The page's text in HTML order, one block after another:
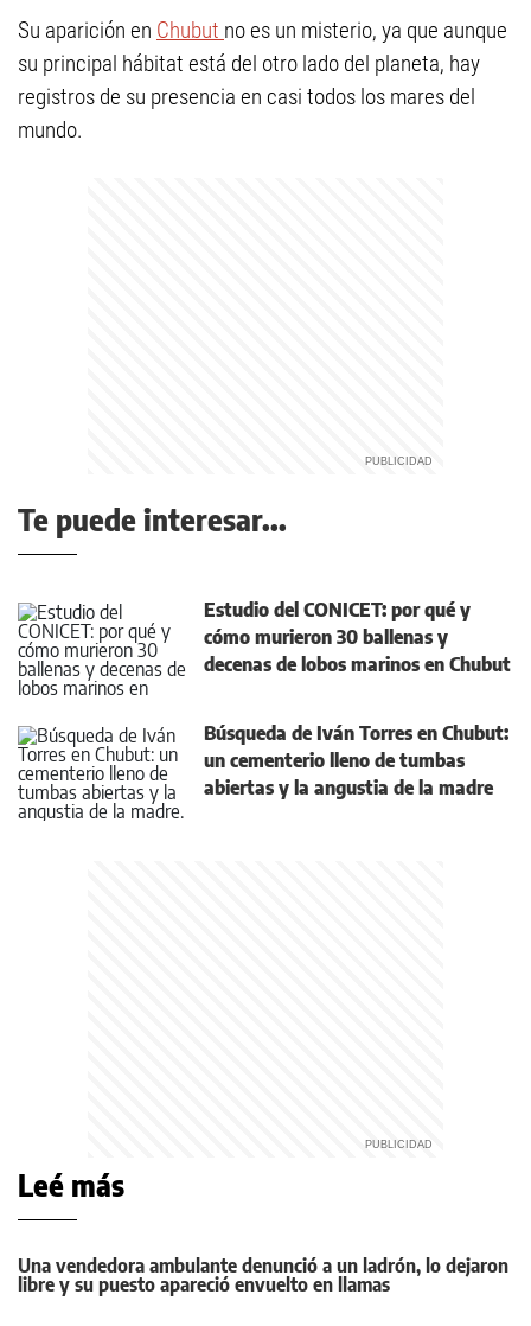
Su aparición en Chubut no es un misterio, ya que aunque
su principal hábitat está del otro lado del planeta, hay
registros de su presencia en casi todos los mares del
mundo.
Te puede interesar...
Estudio del CONICET: por qué y
cómo murieron 30 ballenas y
decenas de lobos marinos en Chubut
Búsqueda de Iván Torres en Chubut:
un cementerio lleno de tumbas
abiertas y la angustia de la madre
Leé más
Una vendedora ambulante denunció a un ladrón, lo dejaron
libre y su puesto apareció envuelto en llamas